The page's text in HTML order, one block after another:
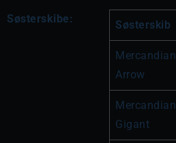
Søsterskibe: Søsterskib
Mercandian
Arrow
Mercandian
Gigant